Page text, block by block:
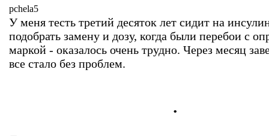
pchela5
У меня тесть третий десяток лет сидит на
подобрать замену и дозу, когда были перебои с
маркой - оказалось очень трудно. Через месяц
все стало без проблем.
.